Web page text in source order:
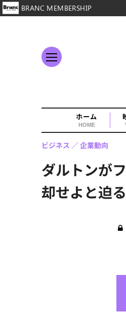
ホーム
HOME
ダルトンが
却せよと迫
ビジネス 企業動向
BRANC MEMBERSHIP